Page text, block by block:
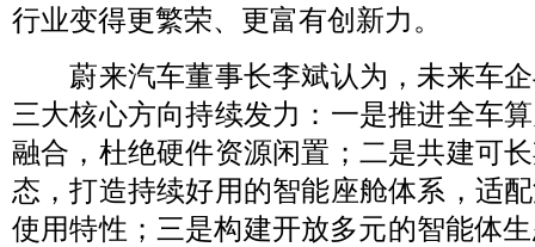
行业变得更繁荣、更富有创新力。
蔚来汽车董事长李斌认为，未来车企
三大核心方向持续发力：一是推进全车
融合，杜绝硬件资源闲置；二是共建可
态，打造持续好用的智能座舱体系，适
使用特性；三是构建开放多元的智能体